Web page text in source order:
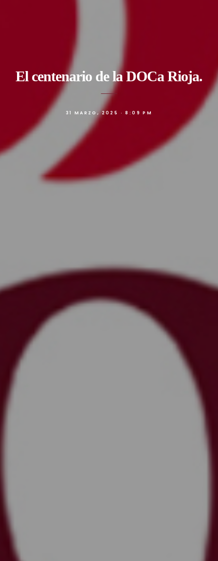
El centenario de la DOCa Rioja.
31 MARZO, 2025 · 8:09 PM